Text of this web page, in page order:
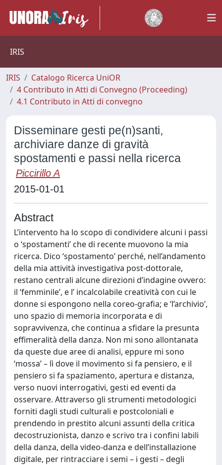
IRIS
IRIS
Catalogo Ricerca UniOR
4 Contributo in Atti di Convegno (Proceeding)
4.1 Contributo in Atti di convegno
Disseminare gesti pe(n)santi,
archiviare danze di gravità
spostamenti e passi nella ricerca
Piccirillo A
2015-01-01
Abstract
L’intervento ha lo scopo di condividere alcuni i passi
o ‘spostamenti’ che di recente muovono la mia
ricerca. Dico ‘spostamento’ perché, nell’andamento
della mia attività investigativa post-dottorale,
restano centrali alcune direzioni d’indagine ovvero:
il ‘femminile’, e l’ incalcolabile creatività con cui le
donne si espongono nella coreo-grafia; e ‘l’archivio’,
uno spazio di memoria incorporata e di
sopravvivenza, che continua a sfidare la presunta
effimeralità della danza. Non mi sono allontanata
da queste due aree di analisi, eppure mi sono
‘mossa’ – lì dove il movimento si fa pensiero, e il
pensiero si fa spaziamento, apertura e distanza,
verso nuovi interrogativi, gesti ed eventi da
osservare. Attraverso gli strumenti metodologici
forniti dagli studi culturali e postcoloniali e
prendendo in prestito alcuni assunti della critica
decostruzionista, danzo e scrivo tra i confini labili
della danza, della video-danza e dell’installazione
digitale, per rintracciare i semi – i gesti – degli